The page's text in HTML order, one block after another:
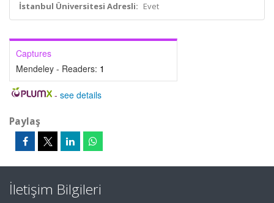
İstanbul Üniversitesi Adresli: Evet
Captures
Mendeley - Readers: 1
- see details
Paylaş
İletişim Bilgileri